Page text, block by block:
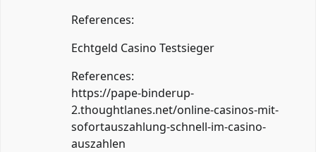
References:
Echtgeld Casino Testsieger
References:
https://pape-binderup-
2.thoughtlanes.net/online-casinos-mit-
sofortauszahlung-schnell-im-casino-
auszahlen